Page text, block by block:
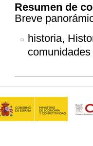
Resumen de
Breve
historia,